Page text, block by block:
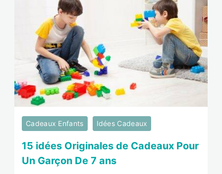
Cadeaux Enfants Idées Cadeaux
15 idées Originales de Cadeaux Pour
Un Garçon De 7 ans